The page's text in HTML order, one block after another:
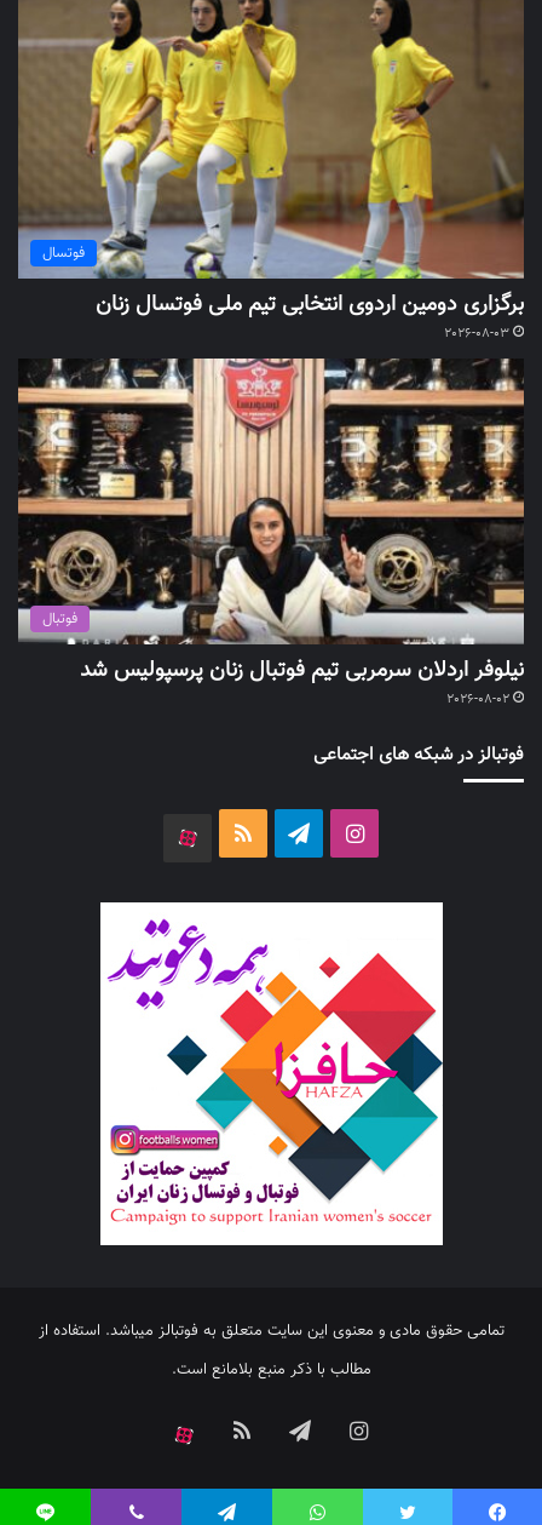
فوتسال
برگزاری دومین اردوی انتخابی تیم ملی فوتسال زنان
2026-08-03
فوتبال
نیلوفر اردلان سرمربی تیم فوتبال زنان پرسپولیس شد
2026-08-02
فوتبالز در شبکه های اجتماعی
اینستاگرامتلگرام خوراک
تمامی حقوق مادی و معنوی این سایت متعلق به فوتبالز میباشد. استفاده از
مطالب با ذکر منبع بلامانع است.
اینستاگرامتلگرام خوراک